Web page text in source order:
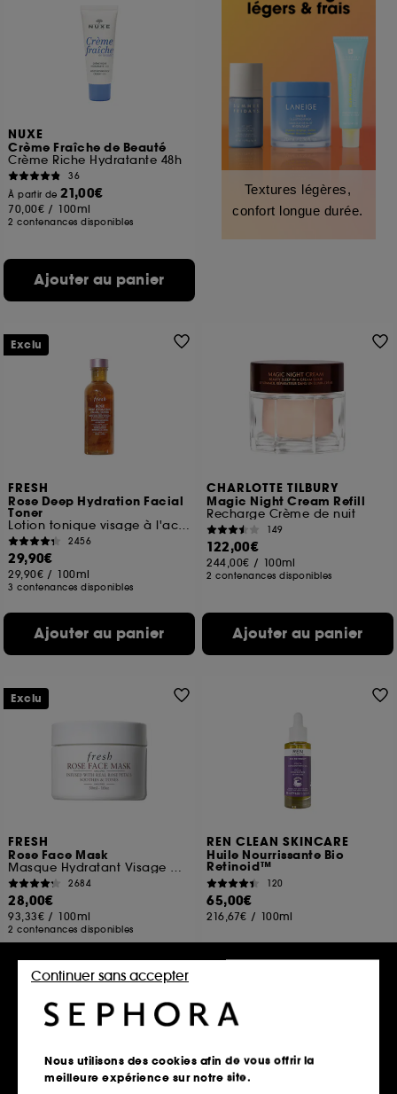
NUXE
Crème Fraîche de Beauté
Crème Riche Hydratante 48h
36
À partir de21,00€
70,00€ / 100ml
2 contenances disponibles
Ajouter au panier
Textures légères,
confort longue durée.
FRESH
Rose Deep Hydration Facial
Toner
Lotion tonique visage à l'acide hyaluronique
2456
29,90€
29,90€ / 100ml
3 contenances disponibles
Ajouter au panier
Exclu
CHARLOTTE TILBURY
Magic Night Cream Refill
Recharge Crème de nuit
149
122,00€
244,00€ / 100ml
2 contenances disponibles
Ajouter au panier
FRESH
Rose Face Mask
Masque Hydratant Visage à La Rose
2684
28,00€
93,33€ / 100ml
2 contenances disponibles
Ajouter au panier
Exclu
REN CLEAN SKINCARE
Huile Nourrissante Bio
Retinoid™
120
65,00€
216,67€ / 100ml
Nous utilisons des cookies afin de vous offrir la
meilleure expérience sur notre site.
Continuer sans accepter